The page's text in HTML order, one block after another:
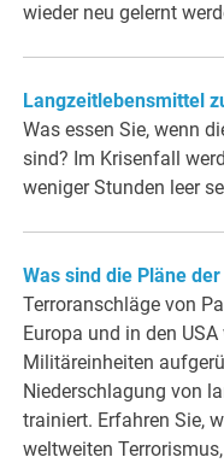
wieder neu gelernt
Langzeitlebensmittel
Was essen Sie, wenn
sind? Im Krisenfall
weniger Stunden leer
Was sind die Pläne
Terroranschläge von
Europa und in den
Militäreinheiten
Niederschlagung von
trainiert. Erfahren Sie,
weltweiten